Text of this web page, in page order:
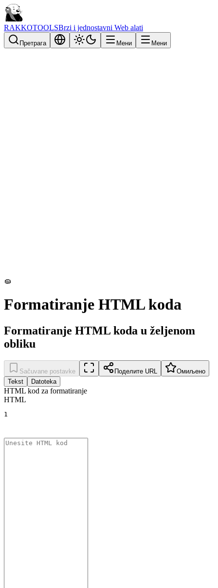
RAKKOTOOLSBrzi i jednostavni Web alati
Претрага Мени Мени
🧽
Formatiranje HTML koda
Formatiranje HTML koda u željenom
obliku
Sačuvane postavke Поделите URL
Омиљено
Tekst
Datoteka
HTML kod za formatiranje
HTML
1